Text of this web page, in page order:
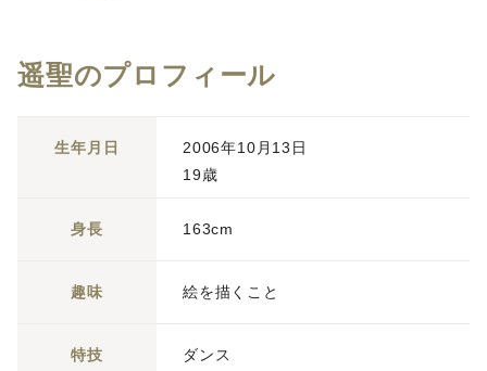
遥聖のプロフィール
生年月日
2006年10月13日
19歳
身長 163cm
趣味 絵を描くこと
特技 ダンス